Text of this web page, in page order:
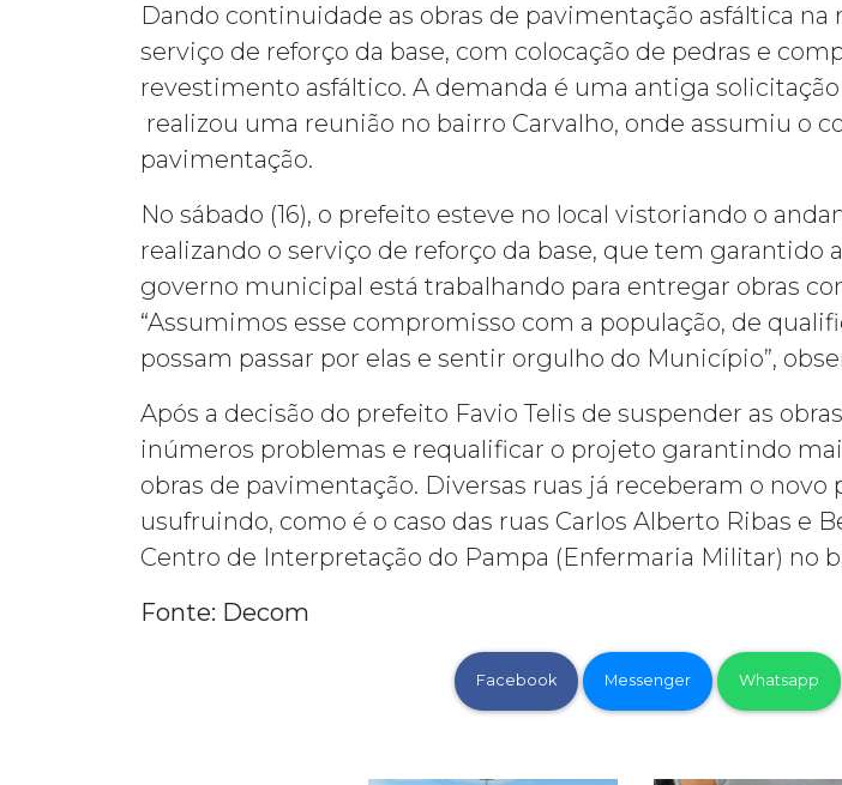
Dando continuidade as obras de pavimentação asfáltica
serviço de reforço da base, com colocação de pedras e
revestimento asfáltico. A demanda é uma antiga
realizou uma reunião no bairro Carvalho, onde assumiu o
pavimentação.
No sábado (16), o prefeito esteve no local vistoriando o
realizando o serviço de reforço da base, que tem garantido
governo municipal está trabalhando para entregar obras
“Assumimos esse compromisso com a população, de
possam passar por elas e sentir orgulho do Município”,
Após a decisão do prefeito Favio Telis de suspender as
inúmeros problemas e requalificar o projeto garantindo
obras de pavimentação. Diversas ruas já receberam o
usufruindo, como é o caso das ruas Carlos Alberto Ribas e
Centro de Interpretação do Pampa (Enfermaria Militar) no
Fonte: Decom
Facebook Messenger Whatsapp